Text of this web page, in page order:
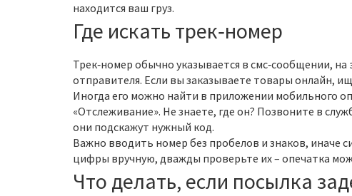
находится ваш груз.
Где искать трек‑номер
Трек‑номер обычно указывается в смс‑сообщении,
отправителя. Если вы заказываете товары онлайн,
Иногда его можно найти в приложении мобильного
«Отслеживание». Не знаете, где он? Позвоните в
они подскажут нужный код.
Важно вводить номер без пробелов и знаков, иначе
цифры вручную, дважды проверьте их – опечатка
Что делать, если посылка